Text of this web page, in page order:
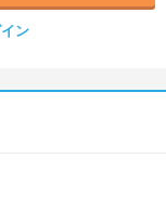
ン